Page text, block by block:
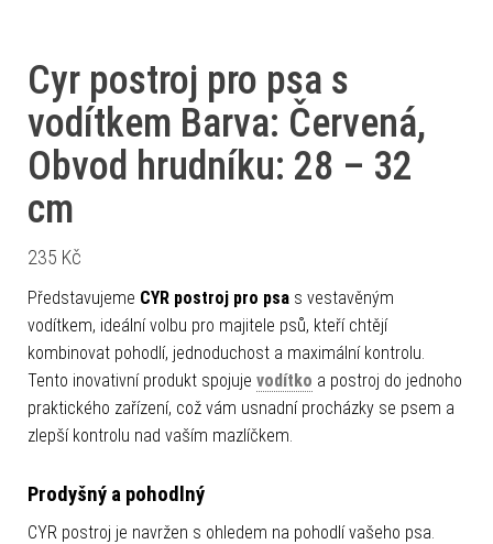
Cyr postroj pro psa s
vodítkem Barva: Červená,
Obvod hrudníku: 28 – 32
cm
235 Kč
Představujeme CYR postroj pro psa s vestavěným
vodítkem, ideální volbu pro majitele psů, kteří chtějí
kombinovat pohodlí, jednoduchost a maximální kontrolu.
Tento inovativní produkt spojuje vodítko a postroj do jednoho
praktického zařízení, což vám usnadní procházky se psem a
zlepší kontrolu nad vaším mazlíčkem.
Prodyšný a pohodlný
CYR postroj je navržen s ohledem na pohodlí vašeho psa.